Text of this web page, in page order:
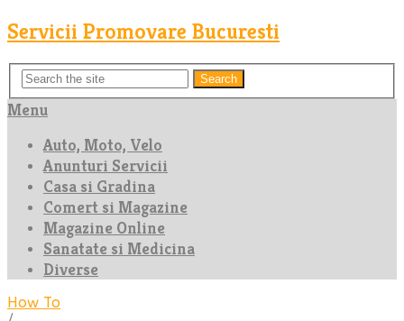
Servicii Promovare Bucuresti
Search
Menu
Auto, Moto, Velo
Anunturi Servicii
Casa si Gradina
Comert si Magazine
Magazine Online
Sanatate si Medicina
Diverse
How To